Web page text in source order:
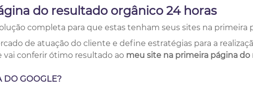
do resultado orgânico 24 horas
completa para que estas tenham seus sites na primeira
de atuação do cliente e define estratégias para a
vai conferir ótimo resultado ao meu site na primeira página
DO GOOGLE?